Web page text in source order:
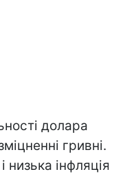
долара
гривні.
низька інфляція